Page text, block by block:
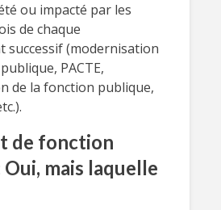
ou impacté par les
de chaque
successif (modernisation
PACTE,
de la fonction publique,
de fonction
mais laquelle